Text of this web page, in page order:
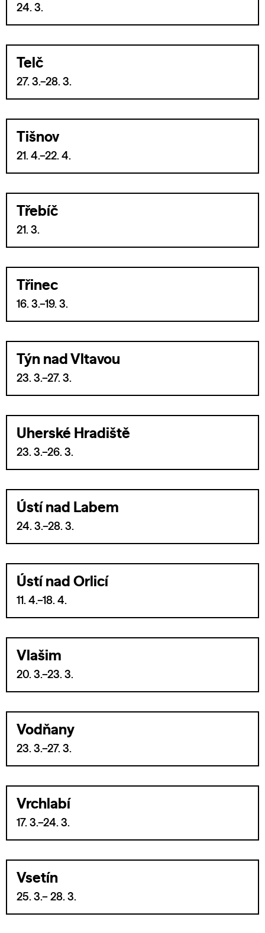
24. 3.
Telč
27. 3.–28. 3.
Tišnov
21. 4.–22. 4.
Třebíč
21. 3.
Třinec
16. 3.–19. 3.
Týn nad Vltavou
23. 3.–27. 3.
Uherské Hradiště
23. 3.–26. 3.
Ústí nad Labem
24. 3.–28. 3.
Ústí nad Orlicí
11. 4.–18. 4.
Vlašim
20. 3.–23. 3.
Vodňany
23. 3.–27. 3.
Vrchlabí
17. 3.–24. 3.
Vsetín
25. 3.– 28. 3.